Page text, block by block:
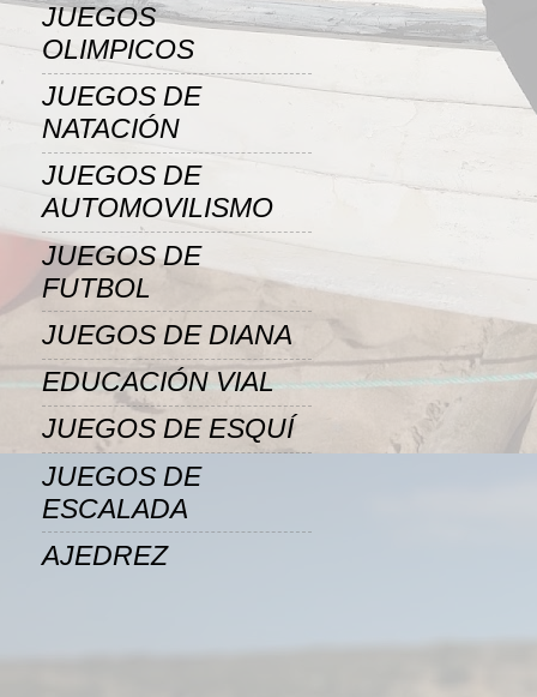
JUEGOS
OLIMPICOS
JUEGOS DE
NATACIÓN
JUEGOS DE
AUTOMOVILISMO
JUEGOS DE
FUTBOL
JUEGOS DE DIANA
EDUCACIÓN VIAL
JUEGOS DE ESQUÍ
JUEGOS DE
ESCALADA
AJEDREZ